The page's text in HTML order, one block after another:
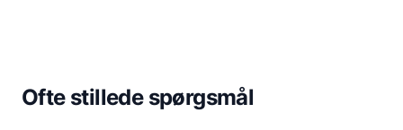
Ofte stillede spørgsmål